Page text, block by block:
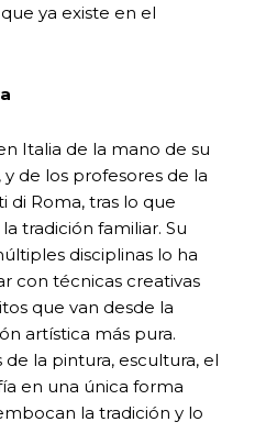
ya existe en el
Italia de la mano de su
de los profesores de la
di Roma, tras lo que
tradición familiar. Su
disciplinas lo ha
con técnicas creativas
que van desde la
artística más pura.
la pintura, escultura, el
en una única forma
la tradición y lo